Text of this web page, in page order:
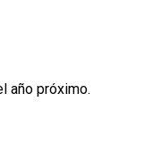
año próximo.